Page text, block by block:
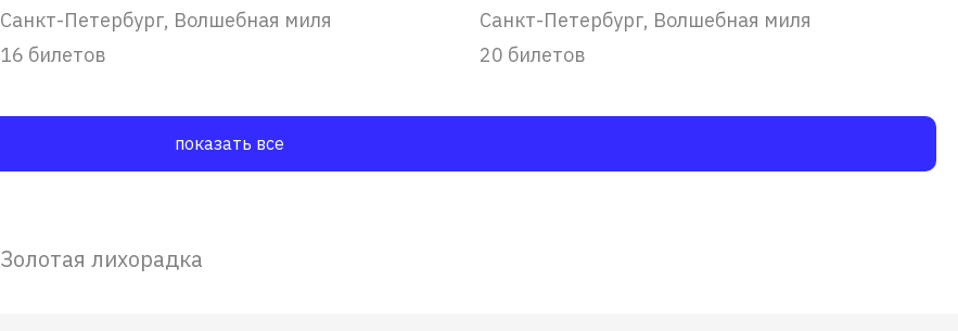
Санкт-Петербург, Волшебная миля
16 билетов
Санкт-Петербург, Волшебная миля
20 билетов
показать все
Золотая лихорадка